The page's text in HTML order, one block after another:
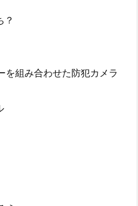
を組み合わせた防犯カメラ